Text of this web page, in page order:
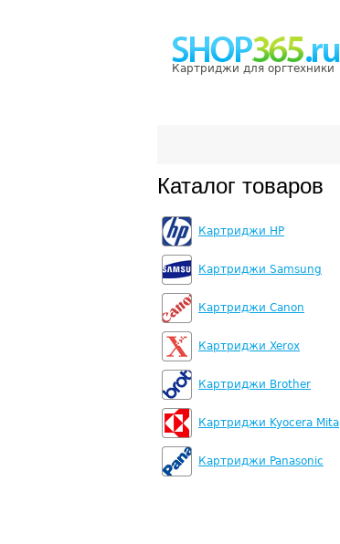
Картриджи для оргтехники
Каталог товаров
Картриджи HP
Картриджи Samsung
Картриджи Canon
Картриджи Xerox
Картриджи Brother
Картриджи Kyocera Mita
Картриджи Panasonic